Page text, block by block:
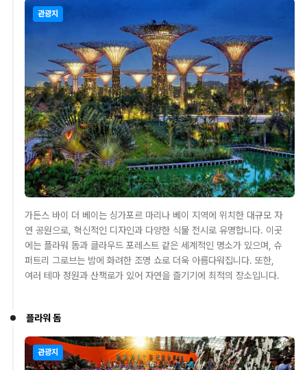
관광지
가든스 바이 더 베이는 싱가포르 마리나 베이 지역에 위치한 대규모 자
연 공원으로, 혁신적인 디자인과 다양한 식물 전시로 유명합니다. 이곳
에는 플라워 돔과 클라우드 포레스트 같은 세계적인 명소가 있으며, 슈
퍼트리 그로브는 밤에 화려한 조명 쇼로 더욱 아름다워집니다. 또한,
여러 테마 정원과 산책로가 있어 자연을 즐기기에 최적의 장소입니다.
플라워 돔
관광지